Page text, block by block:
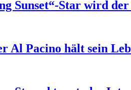
Sunset“-Star wird
Al Pacino hält sein